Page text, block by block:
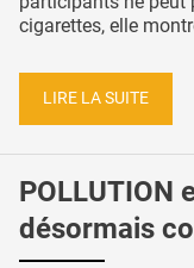
cigarettes, elle
LIRE LA SUITE
POLLUTION
désormais